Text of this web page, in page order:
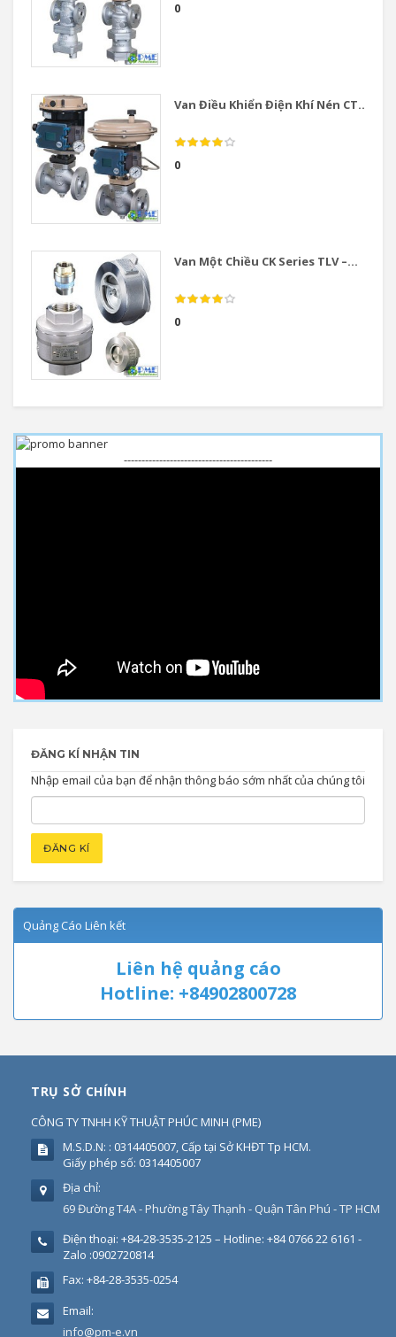
0
Van Điều Khiển Điện Khí Nén CT...
0
Van Một Chiều CK Series TLV –...
0
------------------------------------------
ĐĂNG KÍ NHẬN TIN
Nhập email của bạn để nhận thông báo sớm nhất của chúng tôi
Quảng Cáo Liên kết
Liên hệ quảng cáo
Hotline: +84902800728
TRỤ SỞ CHÍNH
CÔNG TY TNHH KỸ THUẬT PHÚC MINH (PME)
M.S.D.N: : 0314405007, Cấp tại Sở KHĐT Tp HCM.
Giấy phép số: 0314405007
Địa chỉ:
69 Đường T4A - Phường Tây Thạnh - Quận Tân Phú - TP HCM
Điện thoại: +84-28-3535-2125 – Hotline: +84 0766 22 6161 -
Zalo :0902720814
Fax: +84-28-3535-0254
Email:
info@pm-e.vn